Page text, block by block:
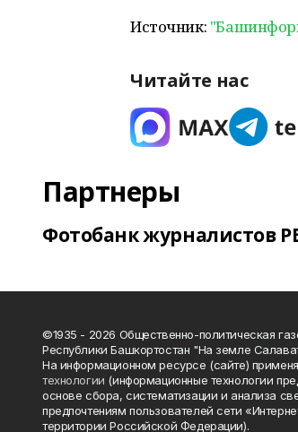
Источник:
Читайте нас
Партнеры
Фотобанк журналистов
©1935 - 2026 Общественно-политическая
Республики Башкортостан "На земле
На информационном ресурсе (сайте)
технологии (информационные технологии
основе сбора, систематизации и анализа
предпочтениям пользователей сети
территории Российской Федерации).